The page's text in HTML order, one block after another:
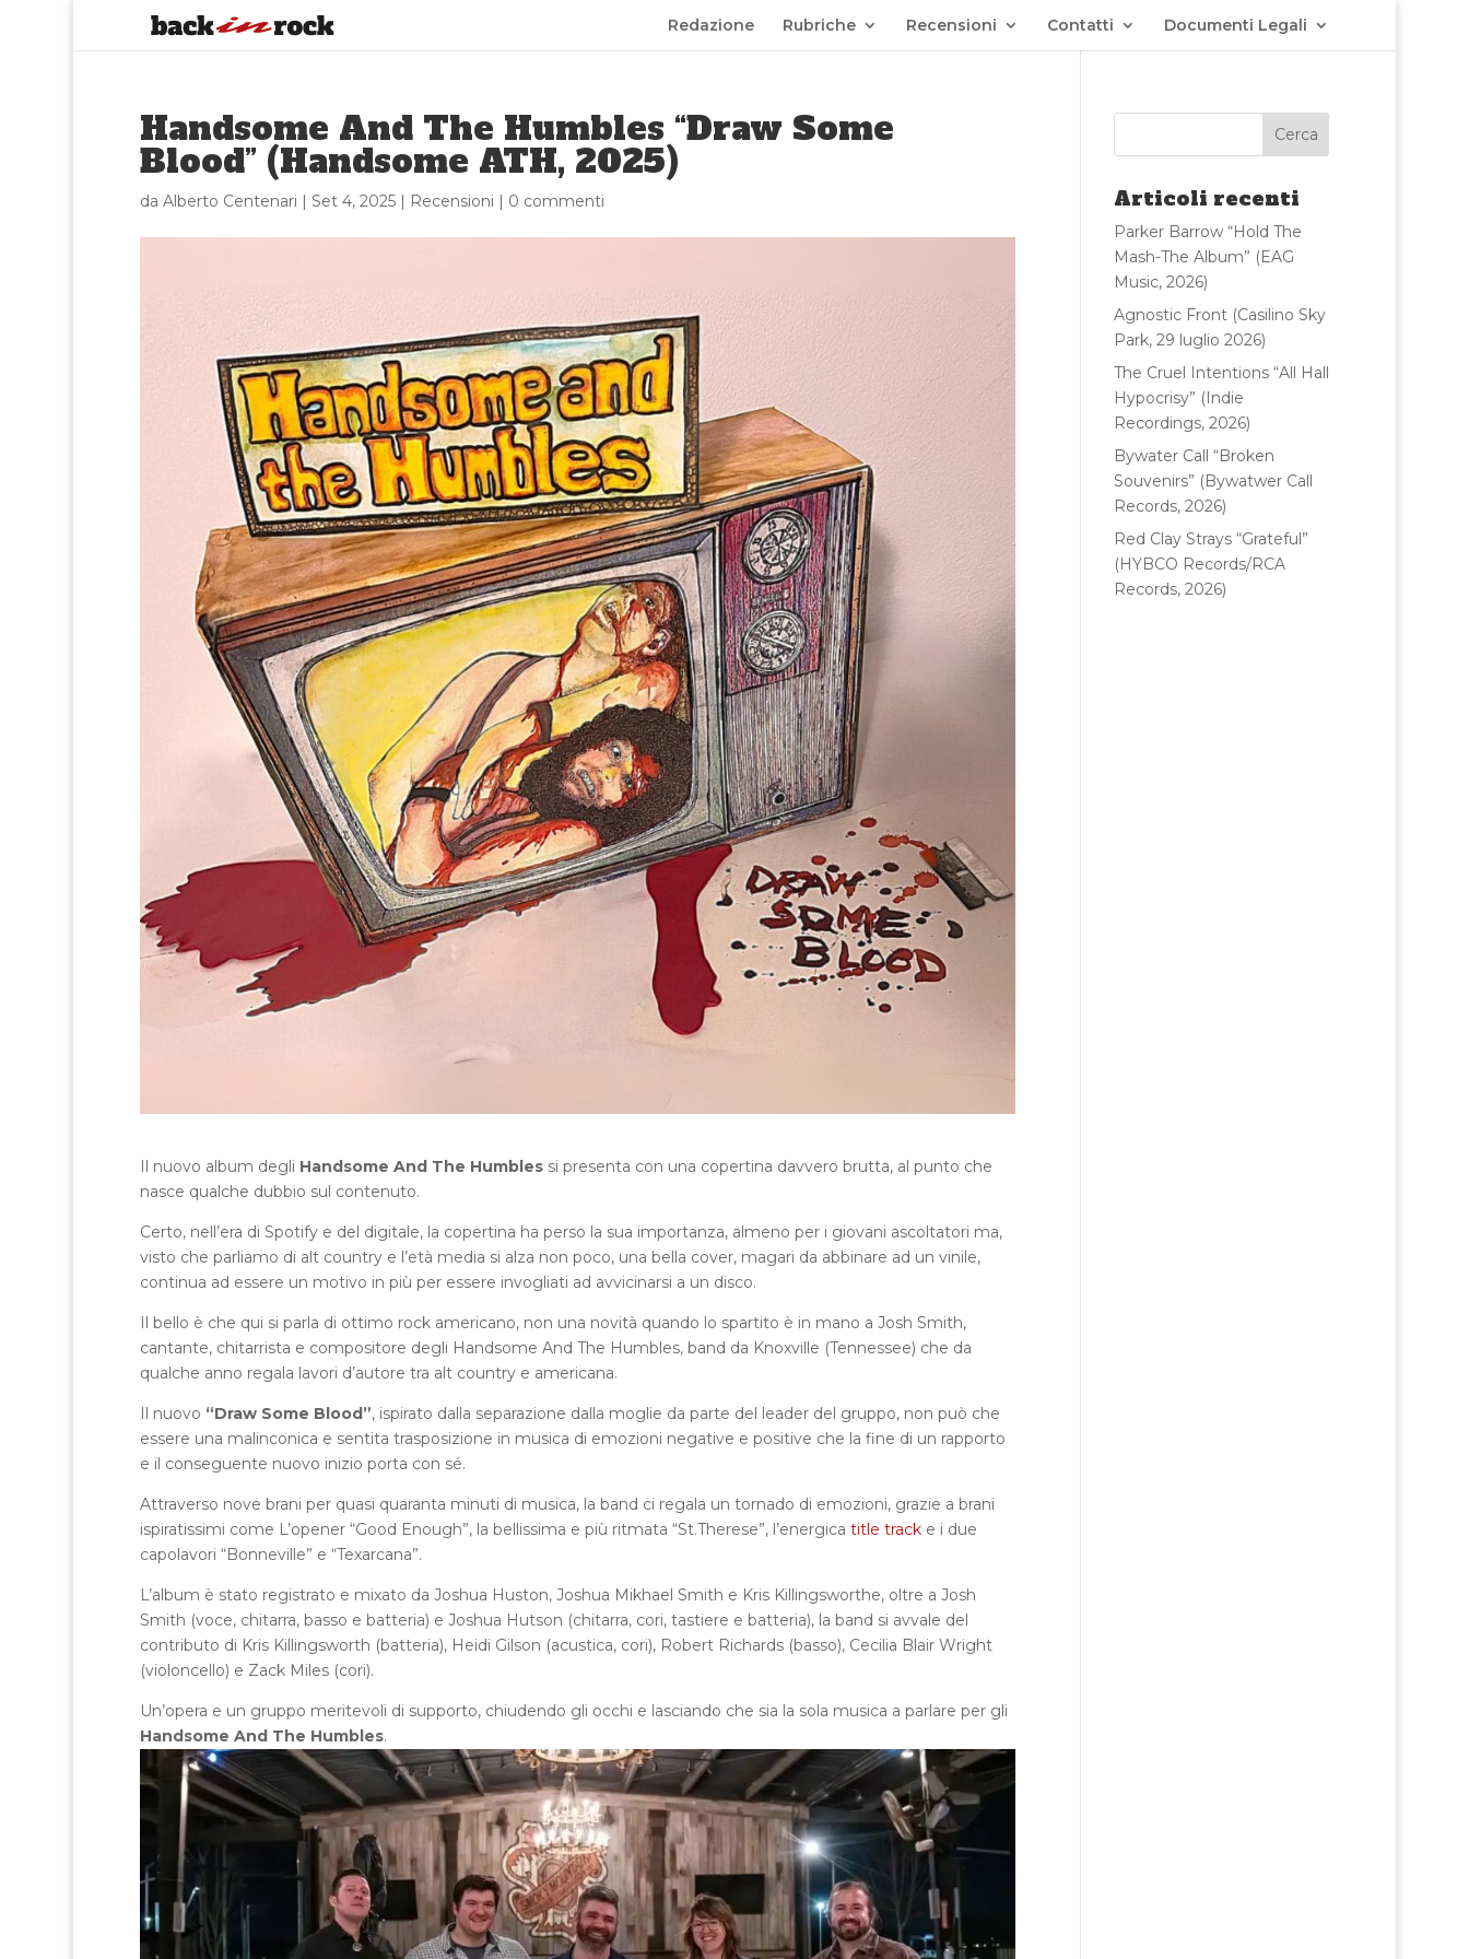
Redazione Rubriche Recensioni Contatti Documenti Legali
Handsome And The Humbles “Draw Some
Blood” (Handsome ATH, 2025)
da Alberto Centenari | Set 4, 2025| Recensioni | 0 commenti
Il nuovo album degli Handsome And The Humblessi presenta con una copertina davvero brutta, al punto che
nasce qualche dubbio sul contenuto.
Certo, nell’era di Spotify e del digitale, la copertina ha perso la sua importanza, almeno per i giovani ascoltatori ma,
visto che parliamo di alt country e l’età media si alza non poco, una bella cover, magari da abbinare ad un vinile,
continua ad essere un motivo in più per essere invogliati ad avvicinarsi a un disco.
Il bello è che qui si parla di ottimo rock americano, non una novità quando lo spartito è in mano a Josh Smith,
cantante, chitarrista e compositore degli Handsome And The Humbles, band da Knoxville (Tennessee) che da
qualche anno regala lavori d’autore tra alt country e americana.
Il nuovo “Draw Some Blood”, ispirato dalla separazione dalla moglie da parte del leader del gruppo, non può che
essere una malinconica e sentita trasposizione in musica di emozioni negative e positive che la fine di un rapporto
e il conseguente nuovo inizio porta con sé.
Attraverso nove brani per quasi quaranta minuti di musica, la band ci regala un tornado di emozioni, grazie a brani
ispiratissimi come L’opener “Good Enough”, la bellissima e più ritmata “St.Therese”, l’energica title tracke i due
capolavori “Bonneville” e “Texarcana”.
L’album è stato registrato e mixato da Joshua Huston, Joshua Mikhael Smith e Kris Killingsworthe, oltre a Josh
Smith (voce, chitarra, basso e batteria) e Joshua Hutson (chitarra, cori, tastiere e batteria), la band si avvale del
contributo di Kris Killingsworth (batteria), Heidi Gilson (acustica, cori), Robert Richards (basso), Cecilia Blair Wright
(violoncello) e Zack Miles (cori).
Un’opera e un gruppo meritevoli di supporto, chiudendo gli occhi e lasciando che sia la sola musica a parlare per gli
Handsome And The Humbles.
Articoli recenti
Parker Barrow “Hold The
Mash-The Album” (EAG
Music, 2026)
Agnostic Front (Casilino Sky
Park, 29 luglio 2026)
The Cruel Intentions “All Hall
Hypocrisy” (Indie
Recordings, 2026)
Bywater Call “Broken
Souvenirs” (Bywatwer Call
Records, 2026)
Red Clay Strays “Grateful”
(HYBCO Records/RCA
Records, 2026)